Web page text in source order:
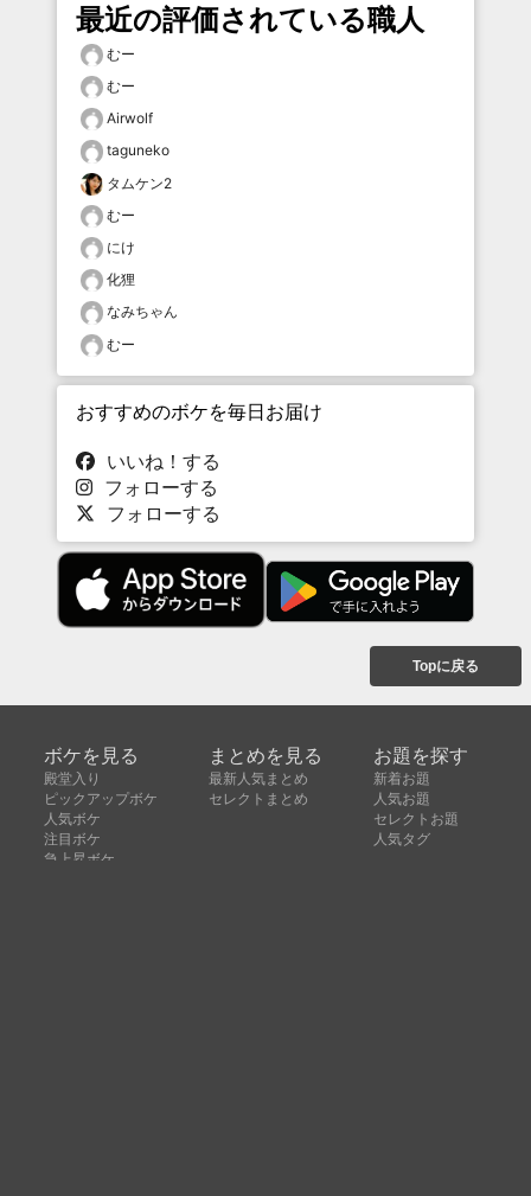
最近の評価されている職人
むー
むー
Airwolf
taguneko
タムケン2
むー
にけ
化狸
なみちゃん
むー
おすすめのボケを毎日お届け
いいね！する
フォローする
フォローする
Topに戻る
ボケを見る
殿堂入り
ピックアップボケ
人気ボケ
注目ボケ
急上昇ボケ
まとめを見る
最新人気まとめ
セレクトまとめ
お題を探す
新着お題
人気お題
セレクトお題
人気タグ